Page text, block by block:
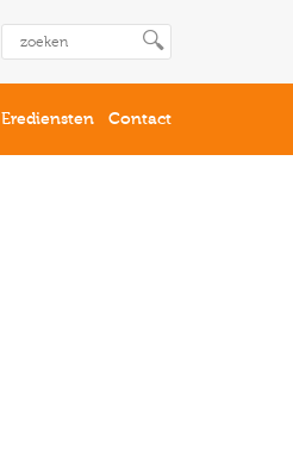
Erediensten Contact